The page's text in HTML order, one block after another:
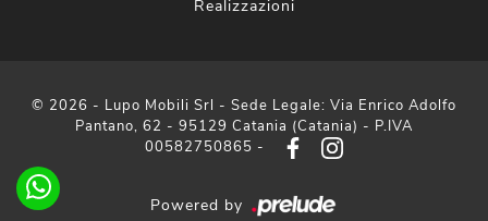
Realizzazioni
© 2026 - Lupo Mobili Srl - Sede Legale: Via Enrico Adolfo
Pantano, 62 - 95129 Catania (Catania) - P.IVA
00582750865 -
Powered by